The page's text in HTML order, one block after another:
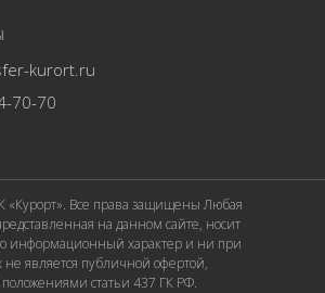
kurort.ru
70-70
«Курорт». Все права защищены Любая
на данном сайте, носит
информационный характер и ни при
не является публичной офертой,
статьи 437 ГК РФ.